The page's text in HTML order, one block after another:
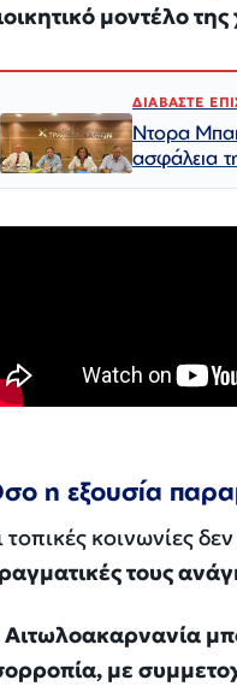
μοντέλο
ΔΙΑΒΑΣΤΕ
Ντορα
ασφάλεια
η εξουσία
τοπικές κοινωνίες
τους
με